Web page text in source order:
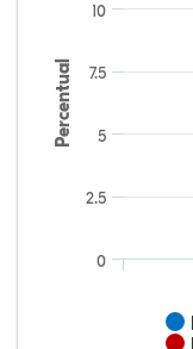
Percentual
0
2.5
5
7.5
10